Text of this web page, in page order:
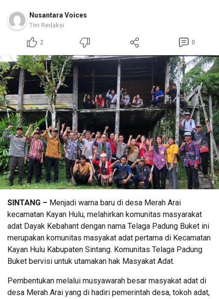
Nusantara Voices
Tim Redaksi
2 0
SINTANG – Menjadi warna baru di desa Merah Arai
kecamatan Kayan Hulu, melahirkan komunitas masyarakat
adat Dayak Kebahant dengan nama Telaga Padung Buket ini
merupakan komunitas masyakat adat pertama di Kecamatan
Kayan Hulu Kabupaten Sintang. Komunitas Telaga Padung
Buket bervisi untuk utamakan hak Masyakat Adat.
Pembentukan melalui musyawarah besar masyakat adat di
desa Merah Arai yang di hadiri pemerintah desa, tokoh adat,